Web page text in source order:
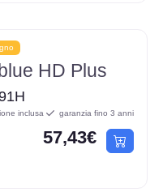
HD Plus
inclusa garanzia fino 3 anni
57,43€